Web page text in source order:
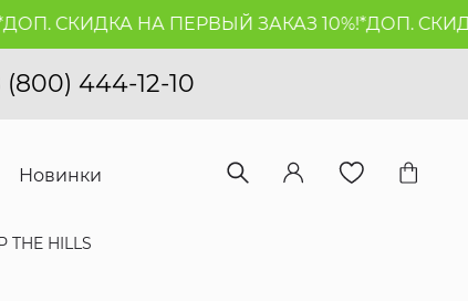
СКИДКА НА ПЕРВЫЙ ЗАКАЗ 10%!*ДОП. СКИДКА
(800) 444-12-10
Новинки
HILLS